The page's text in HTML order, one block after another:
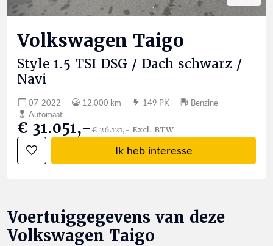
Volkswagen Taigo
Style 1.5 TSI DSG / Dach schwarz /
Navi
07-2022 12.000 km 149 PK
Benzine
Automaat
€ 31.051,-€ 26.121,- Excl. BTW
Ik heb interesse
Voertuiggegevens van deze
Volkswagen Taigo